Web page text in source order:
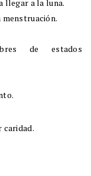
llegar a la luna.
menstruación.
de estados
caridad.